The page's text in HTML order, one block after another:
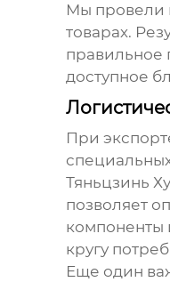
Мы провели
товарах.
правильное
доступное
При
Тяньцзинь
позволяет
компоненты
кругу
Еще один